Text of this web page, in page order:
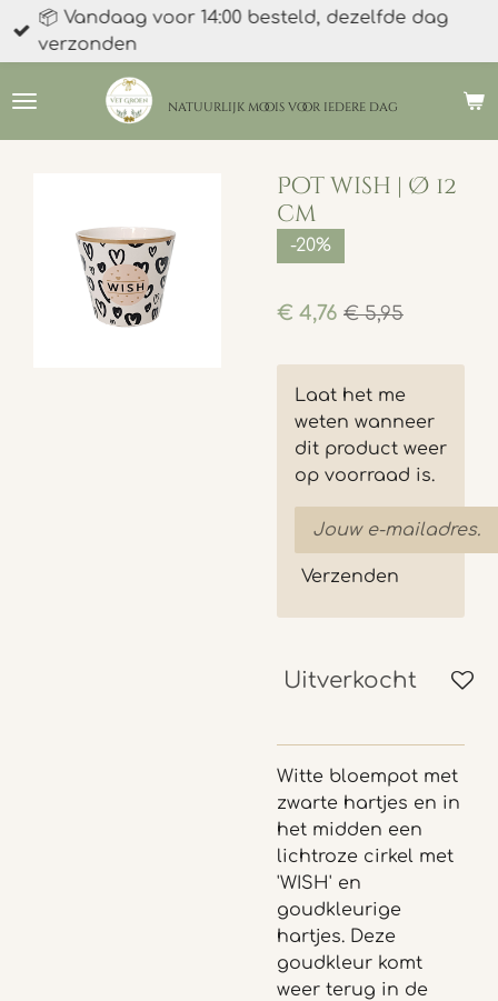
Ga
direct
de
natuurlijk moois voor iedere dag
📦 Vandaag voor 14:00 besteld, dezelfde dag
verzonden
Pot wish | Ø 12
cm
-20%
€ 4,76 € 5,95
Laat het me
weten wanneer
dit product weer
op voorraad is.
Verzenden
Uitverkocht
Witte bloempot met
zwarte hartjes en in
het midden een
lichtroze cirkel met
'WISH' en
goudkleurige
hartjes. Deze
goudkleur komt
weer terug in de